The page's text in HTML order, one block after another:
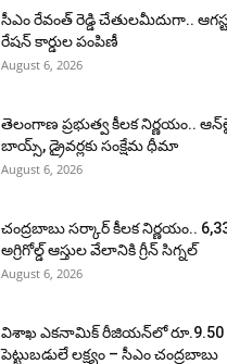
సీఎం రేవంత్ రెడ్డి చేతులమీదుగా..
రేషన్ కార్డుల పంపిణీ
August 6, 2026
తెలంగాణ ప్రభుత్వ కీలక నిర్ణయం..
బాయ్స్, డ్రైవర్లకు సంక్షేమ ధీమా
August 6, 2026
చంద్రబాబు సర్కార్ కీలక నిర్ణయం..
అగ్రిగోల్డ్ ఆస్తుల వేలానికి గ్రీన్ సిగ్నల్
August 6, 2026
విశాఖ ఎకనామిక్ రీజియన్‌లో రూ.9.50
పెట్టుబడులే లక్ష్యం – సీఎం చంద్రబాబు